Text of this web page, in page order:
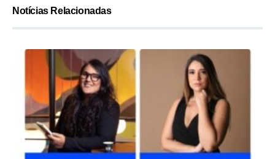
Notícias Relacionadas